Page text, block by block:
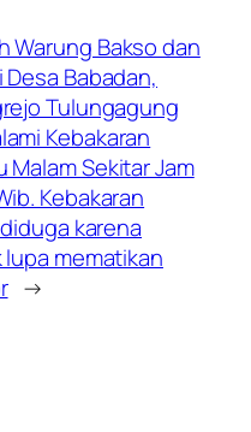
Warung Bakso dan
Babadan,
Tulungagung
Kebakaran
Malam Sekitar Jam
Kebakaran
karena
lupa mematikan
→